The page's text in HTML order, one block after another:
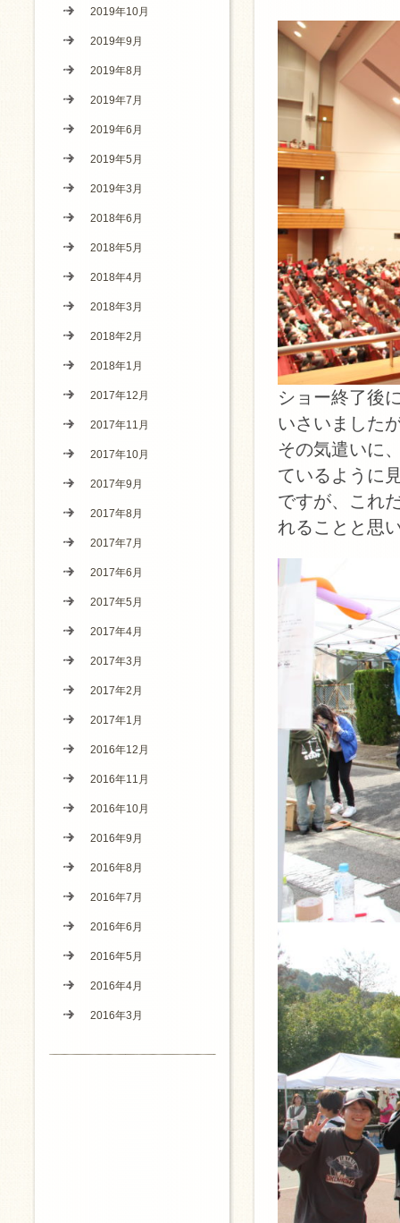
ショー終了後
いさいました
その気遣いに
ているように
ですが、これ
れることと思
2019年10月
2019年9月
2019年8月
2019年7月
2019年6月
2019年5月
2019年3月
2018年6月
2018年5月
2018年4月
2018年3月
2018年2月
2018年1月
2017年12月
2017年11月
2017年10月
2017年9月
2017年8月
2017年7月
2017年6月
2017年5月
2017年4月
2017年3月
2017年2月
2017年1月
2016年12月
2016年11月
2016年10月
2016年9月
2016年8月
2016年7月
2016年6月
2016年5月
2016年4月
2016年3月